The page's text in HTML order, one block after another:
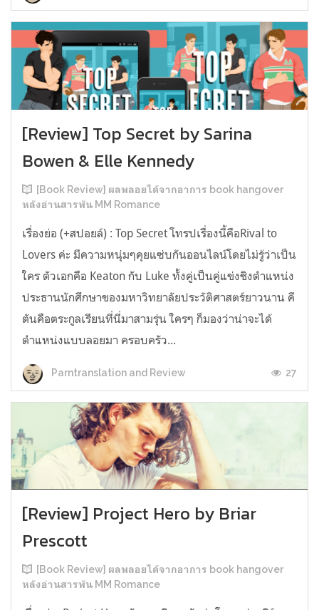
[Review] Top Secret by Sarina
Bowen & Elle Kennedy
[Book Review] ผลพลอยได้จากอาการ book hangover
หลังอ่านสารพัน MM Romance
เรื่องย่อ (+สปอยล์) : Top Secret โทรปเรื่องนี้คือRival to
Lovers ค่ะ มีความหนุ่มๆคุยแซ่บกันออนไลน์โดยไม่รู้ว่าเป็น
ใคร ตัวเอกคือ Keaton กับ Luke ทั้งคู่เป็นคู่แข่งชิงตำแหน่ง
ประธานนักศึกษาของมหาวิทยาลัยประวัติศาสตร์ยาวนาน คี
ตันคือตระกูลเรียนที่นี่มาสามรุ่น ใครๆ ก็มองว่าน่าจะได้
ตำแหน่งแบบลอยมา ครอบครัว...
Parntranslation and Review 27
[Review] Project Hero by Briar
Prescott
[Book Review] ผลพลอยได้จากอาการ book hangover
หลังอ่านสารพัน MM Romance